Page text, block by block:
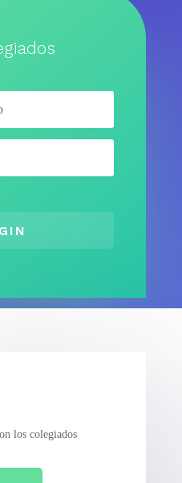
los colegiados